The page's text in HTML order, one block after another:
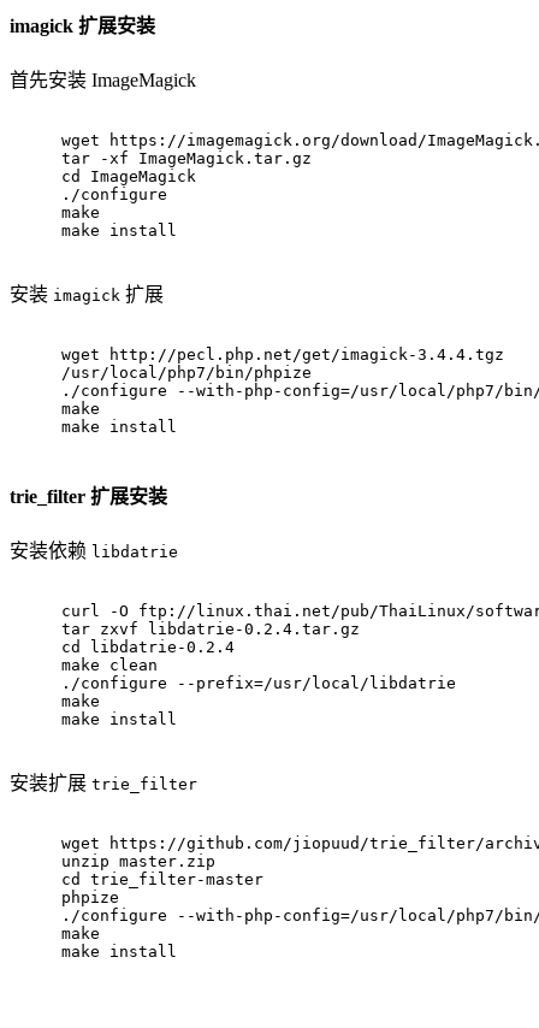
imagick 扩展安装
首先安装 ImageMagick
wget https://imagemagick.org/download/
tar -xf ImageMagick.tar.gz
cd ImageMagick
./configure
make
make install
安装 imagick 扩展
wget http://pecl.php.net/get/imagick-3.4.4.tgz
/usr/local/php7/bin/phpize
./configure --with-php-config=/usr/local/php7/
make
make install
trie_filter 扩展安装
安装依赖 libdatrie
curl -O ftp://linux.thai.net/pub/ThaiLinux/
tar zxvf libdatrie-0.2.4.tar.gz
cd libdatrie-0.2.4
make clean
./configure --prefix=/usr/local/libdatrie
make
make install
安装扩展 trie_filter
wget https://github.com/jiopuud/trie_filter/
unzip master.zip
cd trie_filter-master
phpize
./configure --with-php-config=/usr/local/php7/
make
make install